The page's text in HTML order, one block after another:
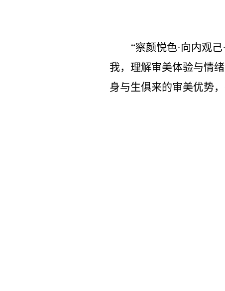
“察颜悦色·向内观
我，理解审美体验与情
身与生俱来的审美优势